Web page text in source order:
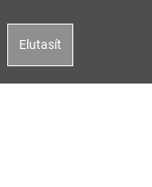
Elutasít